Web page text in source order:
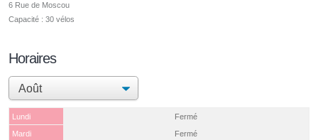
6 Rue de Moscou
Capacité : 30 vélos
Horaires
Lundi
Fermé
Mardi
Fermé